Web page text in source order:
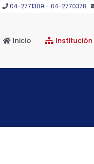
04-2771309 - 04-2770378
Inicio Institución